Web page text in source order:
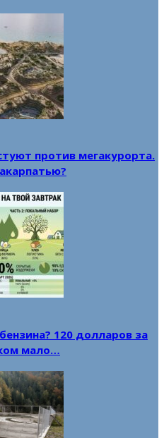
против мегакурорта.
120 долларов за
мало…